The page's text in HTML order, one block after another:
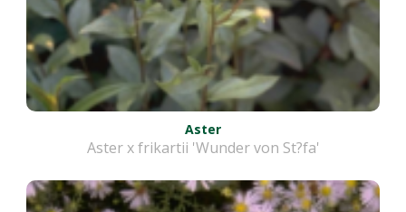
Aster
Aster x frikartii 'Wunder von St?fa'